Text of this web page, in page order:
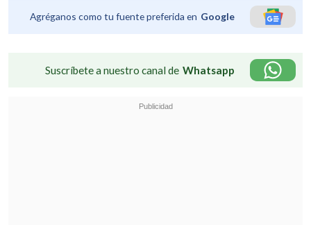
Agréganos como tu fuente preferida en Google
Suscríbete a nuestro canal de Whatsapp